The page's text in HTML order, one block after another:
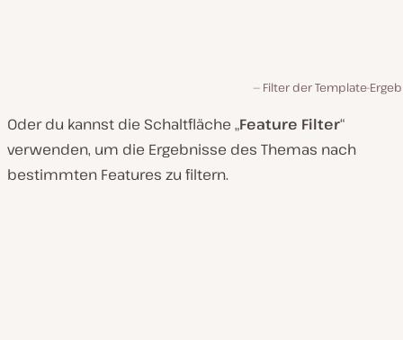
Filter der Template-
Oder du kannst die Schaltfläche „Feature Filter“
verwenden, um die Ergebnisse des Themas nach
bestimmten Features zu filtern.